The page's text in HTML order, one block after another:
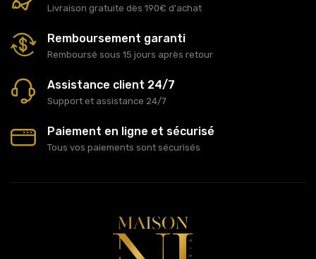
Livraison gratuite dès 190€ d'achat
Remboursement garanti
Remboursé sous 15 jours après retour
Assistance client 24/7
Support et assistance 24/7
Paiement en ligne et sécurisé
Tous vos paiements sont sécurisés